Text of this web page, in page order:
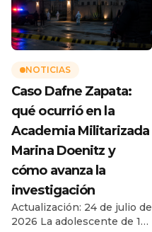
NOTICIAS
Caso Dafne Zapata:
qué ocurrió en la
Academia Militarizada
Marina Doenitz y
cómo avanza la
investigación
Actualización: 24 de julio de
2026 La adolescente de 13